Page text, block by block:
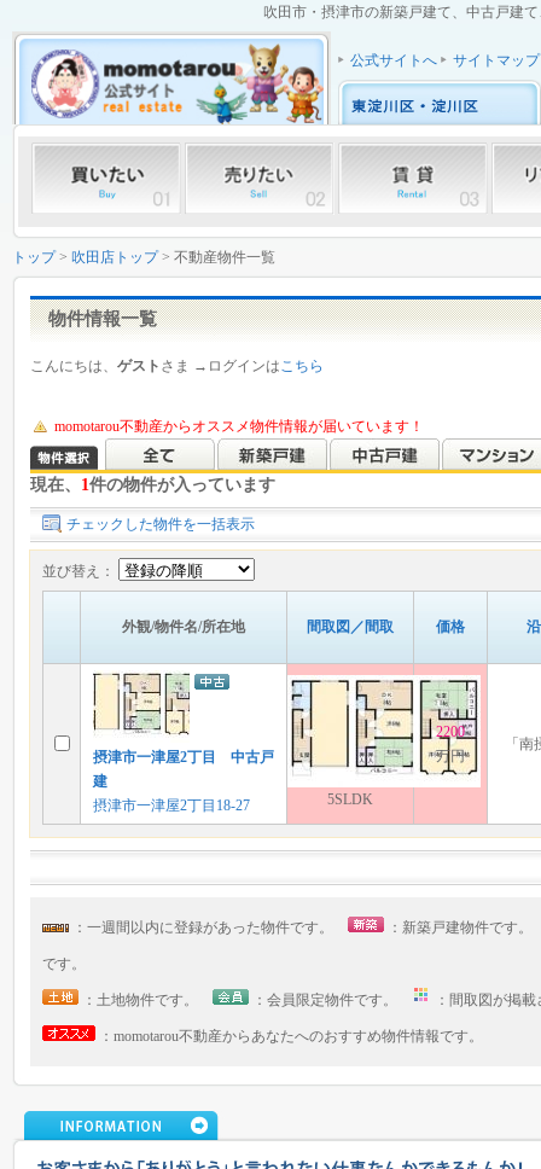
吹田市・摂津市の新築戸建て、中古戸建
公式サイトへ サイトマップ
トップ> 吹田店トップ> 不動産物件一覧
物件情報一覧
こんにちは、 ゲスト さま →ログインはこちら
momotarou不動産からオススメ物件情報が届いています！
現在、 1件の物件が入っています
チェックした物件を一括表示
並び替え：
外観/物件名/所在地 間取図／間取 価格
摂津市一津屋2丁目 中古戸
建
摂津市一津屋2丁目18-27
5SLDK
2200
万円
「
：一週間以内に登録があった物件です。 ：新築戸建物件です
です。
：土地物件です。 ：会員限定物件です。 ：間取図が掲
：momotarou不動産からあなたへのおすすめ物件情報です。